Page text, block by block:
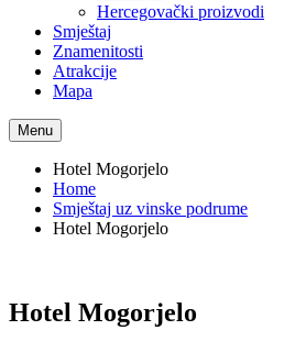
Hercegovački proizvodi
Smještaj
Znamenitosti
Atrakcije
Mapa
Menu
Hotel Mogorjelo
Home
Smještaj uz vinske podrume
Hotel Mogorjelo
Hotel Mogorjelo